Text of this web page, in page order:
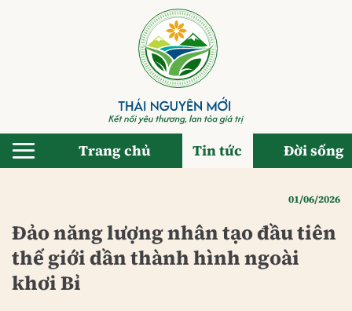
Trang chủ Tin tức Đời sống
01/06/2026
Đảo năng lượng nhân tạo đầu tiên
thế giới dần thành hình ngoài
khơi Bỉ